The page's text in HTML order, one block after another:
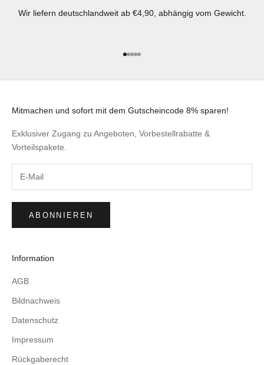
Wir liefern deutschlandweit ab €4,90, abhängig vom Gewicht.
Gehe zu Element 1
Gehe zu Element 2
Gehe zu Element 3
Gehe zu Element 4
Gehe zu Element 5
Mitmachen und sofort mit dem Gutscheincode 8% sparen!
Exklusiver Zugang zu Angeboten, Vorbestellrabatte &
Vorteilspakete.
ABONNIEREN
Information
AGB
Bildnachweis
Datenschutz
Impressum
Rückgaberecht